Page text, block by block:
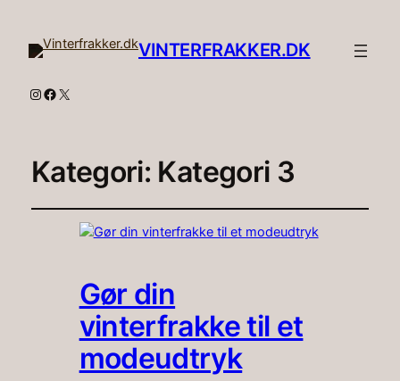
VINTERFRAKKER.DK
Instagram
Facebook
X
Kategori: Kategori 3
Gør din
vinterfrakke til et
modeudtryk